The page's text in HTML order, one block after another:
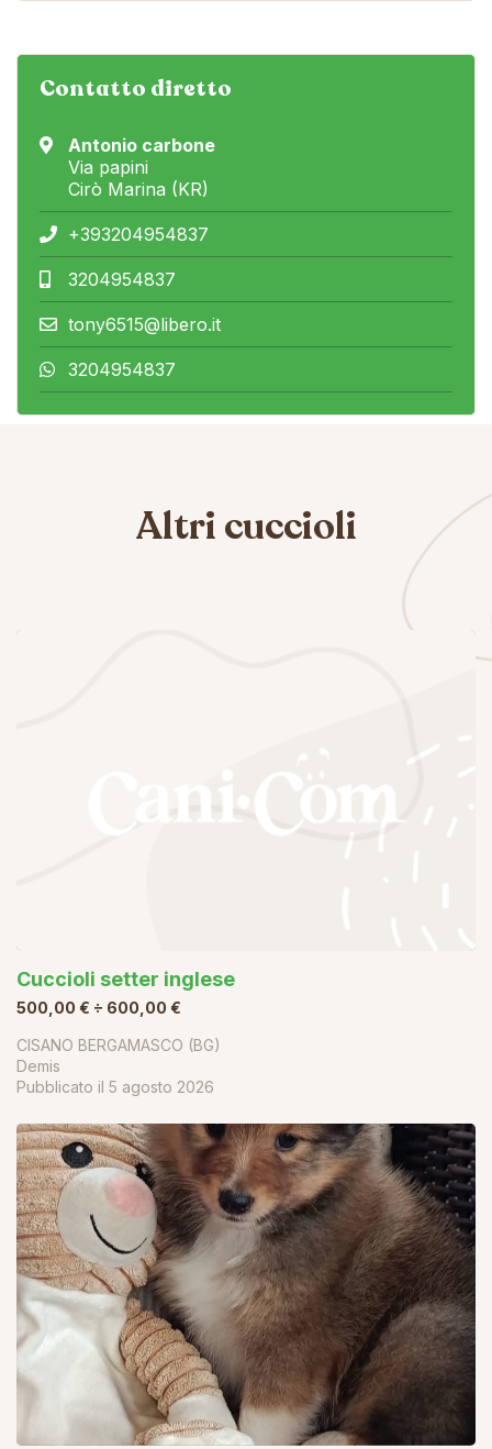
Contatto diretto
Antonio carbone
Via papini
Cirò Marina (KR)
+393204954837
3204954837
tony6515@libero.it
3204954837
Altri cuccioli
Cuccioli setter inglese
500,00 € ÷ 600,00 €
CISANO BERGAMASCO (BG)
Demis
Pubblicato il 5 agosto 2026